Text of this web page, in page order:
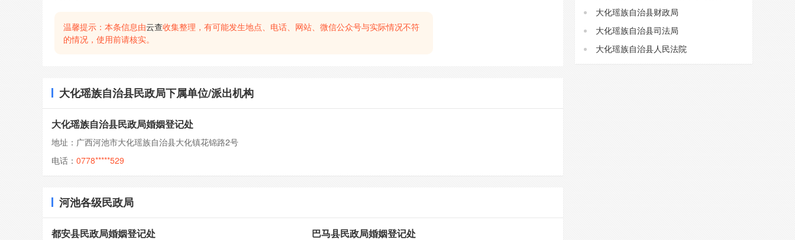
温馨提示：本条信息由云查收集整理，有可能发生地点、电话、网站、微信公众号与实际情况不符
的情况，使用前请核实。
大化瑶族自治县民政局下属单位/派出机构
大化瑶族自治县民政局婚姻登记处
地址：广西河池市大化瑶族自治县大化镇花锦路2号
电话： 0778*****529
河池各级民政局
都安县民政局婚姻登记处 巴马县民政局婚姻登记处
大化瑶族自治县财政局
大化瑶族自治县司法局
大化瑶族自治县人民法院